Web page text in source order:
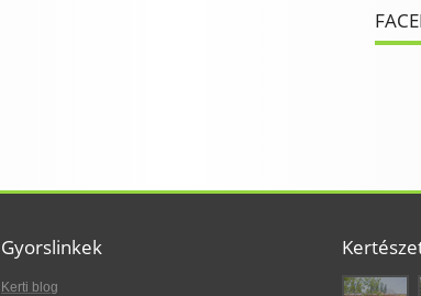
Gyorslinkek
Kerti blog